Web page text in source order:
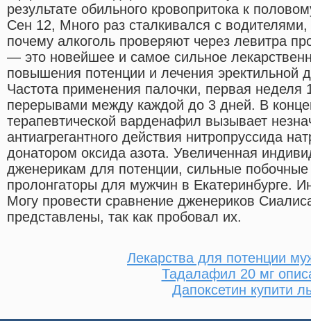
результате обильного кровопритока к
Сен 12, Много раз сталкивался с
почему алкоголь проверяют через левитра
— это новейшее и самое сильное
повышения потенции и лечения эректильной
Частота применения палочки, первая неделя
перерывами между каждой до 3 дней. В
терапевтической варденафил вызывает
антиагрегантного действия нитропруссида
донатором оксида азота. Увеличенная
дженерикам для потенции, сильные
пролонгаторы для мужчин в Екатеринбурге.
Могу провести сравнение дженериков
представлены, так как пробовал их.
Лекарства для потенции
Тадалафил 20 мг
Дапоксетин купити